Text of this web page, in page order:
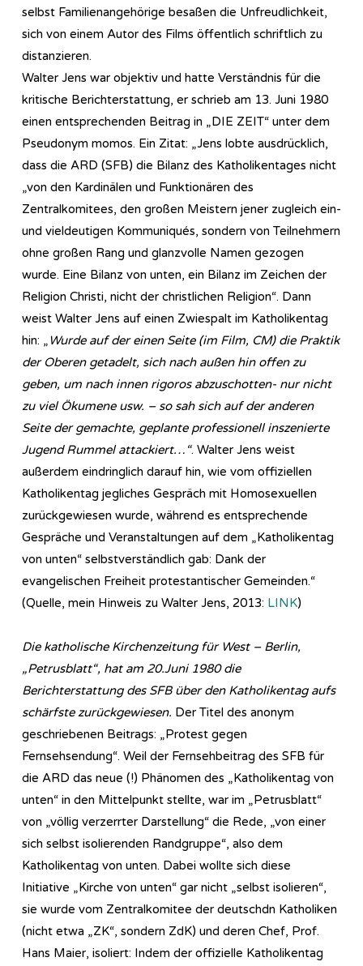
selbst Familienangehörige besaßen die Unfreudlichkeit,
sich von einem Autor des Films öffentlich schriftlich zu
distanzieren.
Walter Jens war objektiv und hatte Verständnis für die
kritische Berichterstattung, er schrieb am 13. Juni 1980
einen entsprechenden Beitrag in „DIE ZEIT“ unter dem
Pseudonym momos. Ein Zitat: „Jens lobte ausdrücklich,
dass die ARD (SFB) die Bilanz des Katholikentages nicht
„von den Kardinälen und Funktionären des
Zentralkomitees, den großen Meistern jener zugleich ein-
und vieldeutigen Kommuniqués, sondern von Teilnehmern
ohne großen Rang und glanzvolle Namen gezogen
wurde. Eine Bilanz von unten, ein Bilanz im Zeichen der
Religion Christi, nicht der christlichen Religion“. Dann
weist Walter Jens auf einen Zwiespalt im Katholikentag
hin: „Wurde auf der einen Seite (im Film, CM) die Praktik
der Oberen getadelt, sich nach außen hin offen zu
geben, um nach innen rigoros abzuschotten- nur nicht
zu viel Ökumene usw. – so sah sich auf der anderen
Seite der gemachte, geplante professionell inszenierte
Jugend Rummel attackiert…“. Walter Jens weist
außerdem eindringlich darauf hin, wie vom offiziellen
Katholikentag jegliches Gespräch mit Homosexuellen
zurückgewiesen wurde, während es entsprechende
Gespräche und Veranstaltungen auf dem „Katholikentag
von unten“ selbstverständlich gab: Dank der
evangelischen Freiheit protestantischer Gemeinden.“
(Quelle, mein Hinweis zu Walter Jens, 2013: LINK)
Die katholische Kirchenzeitung für West – Berlin,
„Petrusblatt“, hat am 20.Juni 1980 die
Berichterstattung des SFB über den Katholikentag aufs
schärfste zurückgewiesen. Der Titel des anonym
geschriebenen Beitrags: „Protest gegen
Fernsehsendung“. Weil der Fernsehbeitrag des SFB für
die ARD das neue (!) Phänomen des „Katholikentag von
unten“ in den Mittelpunkt stellte, war im „Petrusblatt“
von „völlig verzerrter Darstellung“ die Rede, „von einer
sich selbst isolierenden Randgruppe“, also dem
Katholikentag von unten. Dabei wollte sich diese
Initiative „Kirche von unten“ gar nicht „selbst isolieren“,
sie wurde vom Zentralkomitee der deutschdn Katholiken
(nicht etwa „ZK“, sondern ZdK) und deren Chef, Prof.
Hans Maier, isoliert: Indem der offizielle Katholikentag